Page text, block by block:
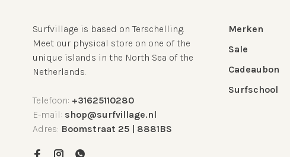
Surfvillage is based on Terschelling.
Meet our physical store on one of the
unique islands in the North Sea of the
Netherlands.
Telefoon: +31625110280
E-mail: shop@surfvillage.nl
Adres: Boomstraat 25 | 8881BS
Merken
Sale
Cadeaubon
Surfschool